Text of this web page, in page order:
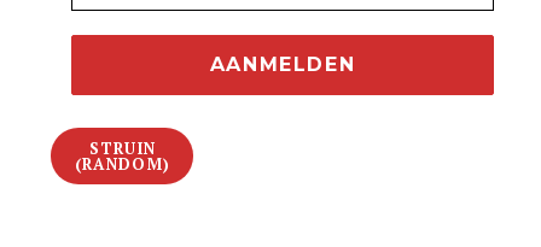
STRUIN
(RANDOM)